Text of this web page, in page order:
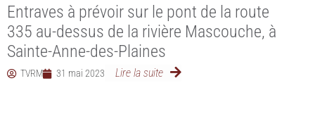
Entraves à prévoir sur le pont de la route
335 au-dessus de la rivière Mascouche, à
Sainte-Anne-des-Plaines
TVRM 31 mai 2023 Lire la suite